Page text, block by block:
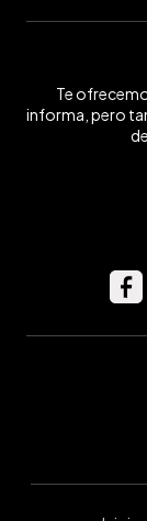
Te
informa, pero